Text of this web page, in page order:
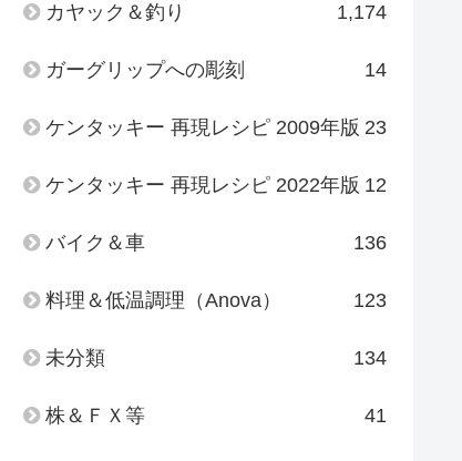
カヤック＆釣り 1,174
ガーグリップへの彫刻 14
ケンタッキー 再現レシピ 2009年版 23
ケンタッキー 再現レシピ 2022年版 12
バイク＆車 136
料理＆低温調理（Anova） 123
未分類 134
株＆ＦＸ等 41